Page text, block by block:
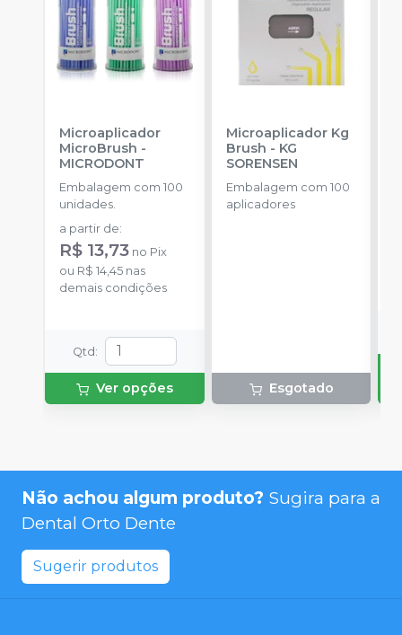
Microaplicador
MicroBrush -
MICRODONT
Embalagem com 100
unidades.
a partir de:
R$ 13,73 no Pix
ou R$ 14,45 nas
demais condições
Qtd :
Ver opções
Microaplicador Kg
Brush - KG
SORENSEN
Embalagem com 100
aplicadores
Esgotado
Não achou algum produto? Sugira para a
Dental Orto Dente
Sugerir produtos